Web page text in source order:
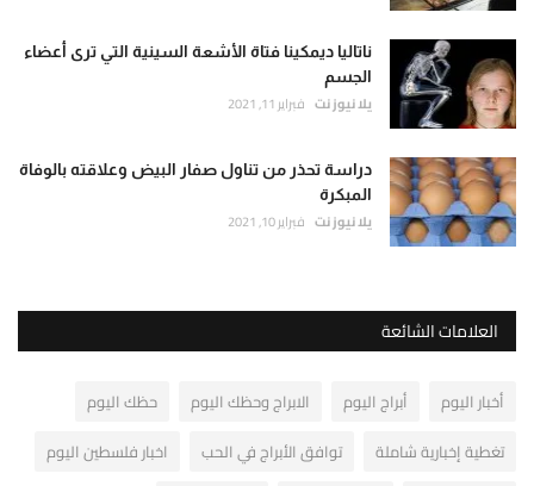
ناتاليا ديمكينا فتاة الأشعة السينية التي ترى أعضاء
الجسم
يلا نيوز نت فبراير 11, 2021
دراسة تحذر من تناول صفار البيض وعلاقته بالوفاة
المبكرة
يلا نيوز نت فبراير 10, 2021
العلامات الشائعة
أخبار اليوم أبراج اليوم الابراج وحظك اليوم
حظك اليوم
تغطية إخبارية شاملة
توافق الأبراج في الحب
اخبار فلسطين اليوم